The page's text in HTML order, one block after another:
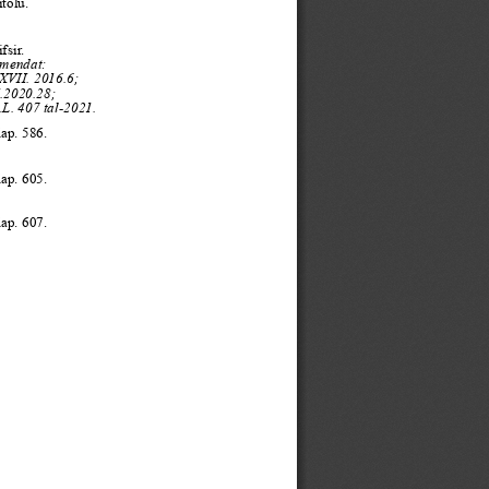
2016.6;
407 tal-2021.
586.
605.
607.